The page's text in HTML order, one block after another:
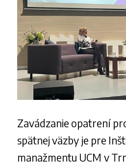
Zavádzanie opatrení
spätnej väzby je pre
manažmentu UCM v